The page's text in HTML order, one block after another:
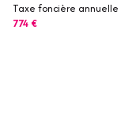
Taxe foncière annuelle
774 €